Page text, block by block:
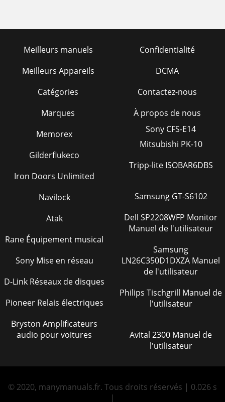
Meilleurs manuels
Meilleurs Appareils
Catégories
Marques
Confidentialité
DCMA
Contactez-nous
À propos de nous
Memorex
Gilderflukeco
Iron Doors Unlimited
Navilock
Atak
Rane Équipement musical
Sony Mise en réseau
D-Link Réseaux de disques
Pioneer Relais électriques
Bryston Amplificateurs
audio pour voitures
Sony CFS-E14
Mitsubishi PK-10
Tripp-lite ISOBAR6DBS
Samsung GT-S6102
Dell SP2208WFP Monitor
Manuel de l'utilisateur
Samsung
LN26C350D1DXZA Manuel
de l'utilisateur
Philips Tischgrill Manuel de
l'utilisateur
Avital 2300 Manuel de
l'utilisateur
© 2020, manymanuals.fr. Tous droits réservés | 0.026 s
|